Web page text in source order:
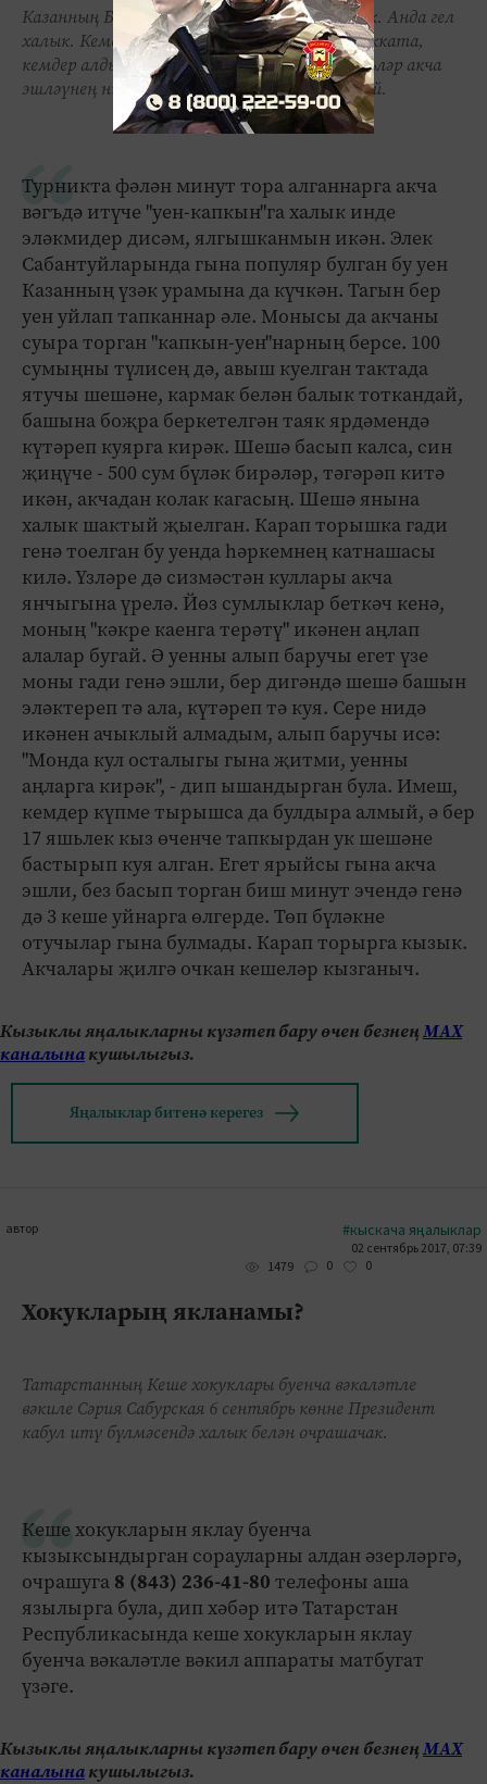
Казанның Бауман урамы тынып торганы юк. Анда гел
халык. Кемдер шаккаттыра, икенчеләре шакката,
кемдер алдый, кемдер алдана дигәндәй... Яшьләр акча
эшләүнең нинди генә юлларын уйлап тапмый.
Турникта фәлән минут тора алганнарга акча
вәгъдә итүче "уен-капкын"га халык инде
эләкмидер дисәм, ялгышканмын икән. Элек
Сабантуйларында гына популяр булган бу уен
Казанның үзәк урамына да күчкән. Тагын бер
уен уйлап тапканнар әле. Монысы да акчаны
суыра торган "капкын-уен"нарның берсе. 100
сумыңны түлисең дә, авыш куелган тактада
ятучы шешәне, кармак белән балык тоткандай,
башына боҗра беркетелгән таяк ярдәмендә
күтәреп куярга кирәк. Шешә басып калса, син
җиңүче - 500 сум бүләк бирәләр, тәгәрәп китә
икән, акчадан колак кагасың. Шешә янына
халык шактый җыелган. Карап торышка гади
генә тоелган бу уенда һәркемнең катнашасы
килә. Үзләре дә сизмәстән куллары акча
янчыгына үрелә. Йөз сумлыклар беткәч кенә,
моның "кәкре каенга терәтү" икәнен аңлап
алалар бугай. Ә уенны алып баручы егет үзе
моны гади генә эшли, бер дигәндә шешә башын
эләктереп тә ала, күтәреп тә куя. Сере нидә
икәнен ачыклый алмадым, алып баручы исә:
"Монда кул осталыгы гына җитми, уенны
аңларга кирәк", - дип ышандырган була. Имеш,
кемдер күпме тырышса да булдыра алмый, ә бер
17 яшьлек кыз өченче тапкырдан ук шешәне
бастырып куя алган. Егет ярыйсы гына акча
эшли, без басып торган биш минут эчендә генә
дә 3 кеше уйнарга өлгерде. Төп бүләкне
отучылар гына булмады. Карап торырга кызык.
Акчалары җилгә очкан кешеләр кызганыч.
Кызыклы яңалыкларны күзәтеп бару өчен безнеңМАХ
каналынакушылыгыз.
Яңалыклар битенә керегез
автор #кыскача яңалыклар
02 сентябрь 2017, 07:39
1479
0 0
Хокукларың якланамы?
Татарстанның Кеше хокуклары буенча вәкаләтле
вәкиле Сәрия Сабурская 6 сентябрь көнне Президент
кабул итү бүлмәсендә халык белән очрашачак.
Кеше хокукларын яклау буенча
кызыксындырган сорауларны алдан әзерләргә,
очрашуга 8 (843) 236-41-80 телефоны аша
язылырга була, дип хәбәр итә Татарстан
Республикасында кеше хокукларын яклау
буенча вәкаләтле вәкил аппараты матбугат
үзәге.
Кызыклы яңалыкларны күзәтеп бару өчен безнеңМАХ
каналынакушылыгыз.